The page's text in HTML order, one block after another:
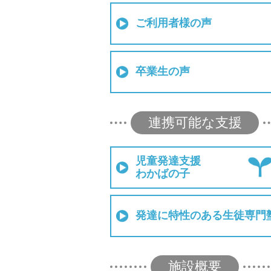
ご利用者様の声
卒業生の声
連携可能な支援
児童発達支援
わかばの子
発達に特性のある生徒専門
施設概要